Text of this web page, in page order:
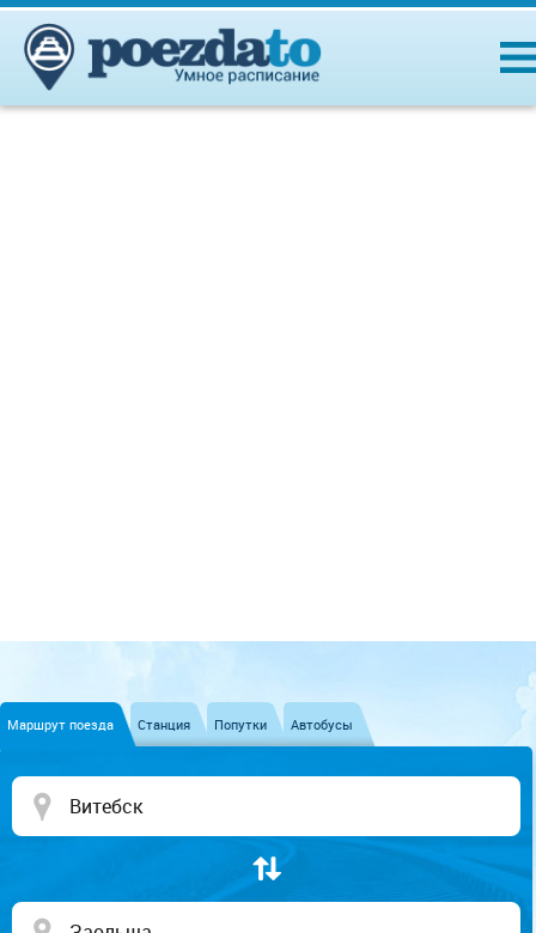
Маршрут поезда Станция Попутки Автобусы